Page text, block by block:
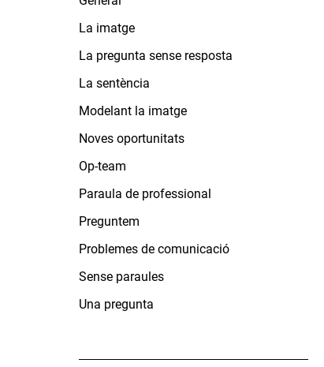
La imatge
La pregunta sense resposta
La sentència
Modelant la imatge
Noves oportunitats
Op-team
Paraula de professional
Preguntem
Problemes de comunicació
Sense paraules
Una pregunta